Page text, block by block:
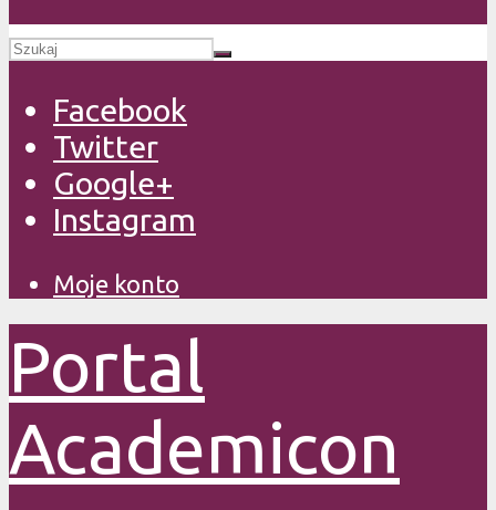
Facebook
Twitter
Google+
Instagram
Moje konto
Portal
Academicon